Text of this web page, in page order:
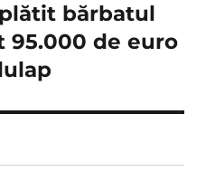
bărbatul
95.000 de euro